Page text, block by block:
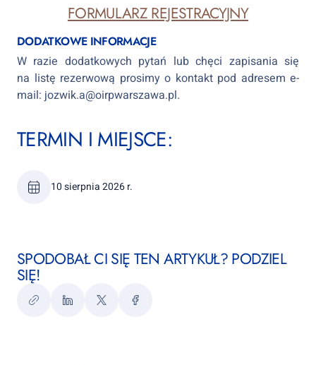
FORMULARZ REJESTRACYJNY
DODATKOWE INFORMACJE
W razie dodatkowych pytań lub chęci zapisania się
na listę rezerwową prosimy o kontakt pod adresem e-
mail: jozwik.a@oirpwarszawa.pl.
TERMIN I MIEJSCE:
10 sierpnia 2026 r.
SPODOBAŁ CI SIĘ TEN ARTYKUŁ? PODZIEL
SIĘ!
KopiujLinkedInTwitterFacebook